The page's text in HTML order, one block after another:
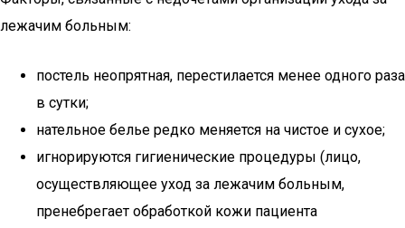
лежачим больным:
постель неопрятная, перестилается менее одного раза
в сутки;
нательное белье редко меняется на чистое и сухое;
игнорируются гигиенические процедуры (лицо,
осуществляющее уход за лежачим больным,
пренебрегает обработкой кожи пациента